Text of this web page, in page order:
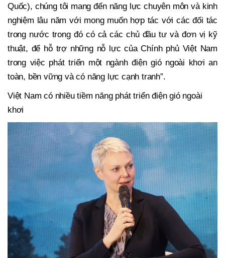
Quốc), chúng tôi mang đến năng lực chuyên môn và kinh
nghiệm lâu năm với mong muốn hợp tác với các đối tác
trong nước trong đó có cả các chủ đầu tư và đơn vị kỹ
thuật, để hỗ trợ những nỗ lực của Chính phủ Việt Nam
trong việc phát triển một ngành điện gió ngoài khơi an
toàn, bền vững và có năng lực cạnh tranh”.
Việt Nam có nhiều tiềm năng phát triển điện gió ngoài
khơi